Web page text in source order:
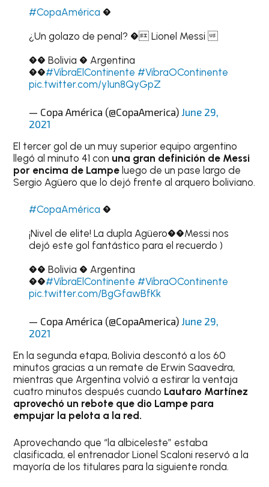
#CopaAmérica �
¿Un golazo de penal? � Lionel Messi
�� Bolivia � Argentina
��#VibraElContinente #VibraOContinente
pic.twitter.com/y1un8QyGpZ
— Copa América (@CopaAmerica) June 29,
2021
El tercer gol de un muy superior equipo argentino
llegó al minuto 41 con una gran definición de Messi
por encima de Lampe luego de un pase largo de
Sergio Agüero que lo dejó frente al arquero boliviano.
#CopaAmérica �
¡Nivel de elite! La dupla Agüero��Messi nos
dejó este gol fantástico para el recuerdo )
�� Bolivia � Argentina
��#VibraElContinente #VibraOContinente
pic.twitter.com/BgGfawBfKk
— Copa América (@CopaAmerica) June 29,
2021
En la segunda etapa, Bolivia descontó a los 60
minutos gracias a un remate de Erwin Saavedra,
mientras que Argentina volvió a estirar la ventaja
cuatro minutos después cuando Lautaro Martínez
aprovechó un rebote que dio Lampe para
empujar la pelota a la red.
Aprovechando que “la albiceleste” estaba
clasificada, el entrenador Lionel Scaloni reservó a la
mayoría de los titulares para la siguiente ronda.